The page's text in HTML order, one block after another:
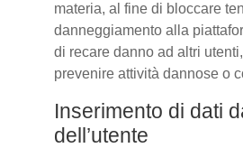
materia, al fine di bloccare
danneggiamento alla
di recare danno ad altri
prevenire attività dannose o
Inserimento di dati
dell’utente